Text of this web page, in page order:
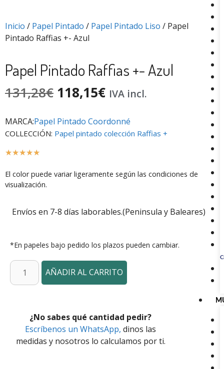
Inicio / Papel Pintado / Papel Pintado Liso / Papel
Pintado Raffias +- Azul
Papel Pintado Raffias +- Azul
131,28€ 118,15€ IVA incl.
MARCA:Papel Pintado Coordonné
COLLECCIÓN: Papel pintado colección Raffias +
☆☆☆☆☆
El color puede variar ligeramente según las condiciones de
visualización.
Envíos en 7-8 días laborables.(Peninsula y Baleares)
*En papeles bajo pedido los plazos pueden cambiar.
AÑADIR AL CARRITO
¿No sabes qué cantidad pedir?
Escríbenos un WhatsApp, dinos las
medidas y nosotros lo calculamos por ti.